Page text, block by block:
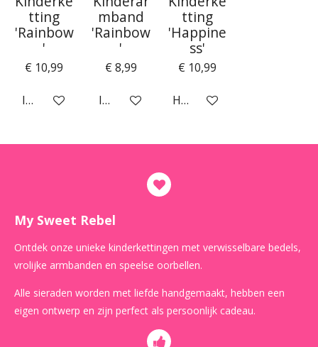
tting
'Rainbow
'
€ 10,99
In winkelwagen
mband
'Rainbow
'
€ 8,99
In winkelwagen
tting
'Happine
ss'
€ 10,99
Houd mij op de hoogte
My Sweet Rebel
Ontdek onze unieke kinderkettingen met verwisselbare bedels,
vrolijke armbanden en speelse oorbellen.
Alle sieraden worden met liefde handgemaakt, hebben een
eigen ontwerp en zijn perfect als persoonlijk cadeau.